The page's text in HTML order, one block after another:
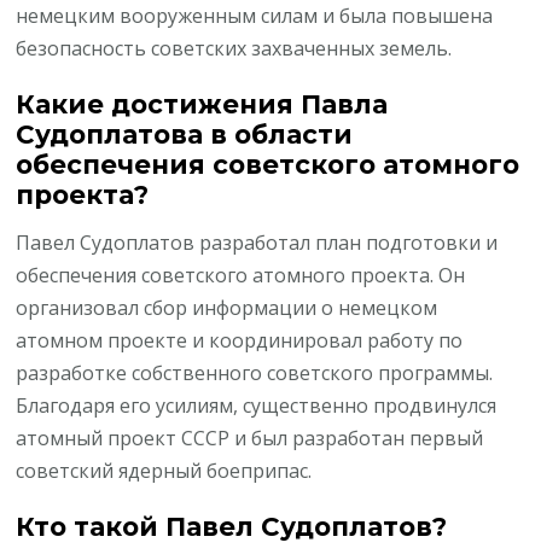
немецким вооруженным силам и была повышена
безопасность советских захваченных земель.
Какие достижения Павла
Судоплатова в области
обеспечения советского атомного
проекта?
Павел Судоплатов разработал план подготовки и
обеспечения советского атомного проекта. Он
организовал сбор информации о немецком
атомном проекте и координировал работу по
разработке собственного советского программы.
Благодаря его усилиям, существенно продвинулся
атомный проект СССР и был разработан первый
советский ядерный боеприпас.
Кто такой Павел Судоплатов?